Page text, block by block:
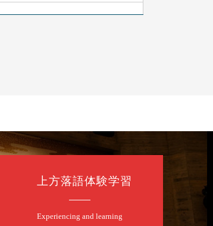
上方落語体験学習
Experiencing and learning